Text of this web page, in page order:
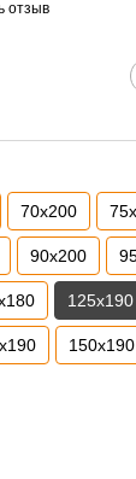
отзыв
70х200
90х200
125х190
150х190